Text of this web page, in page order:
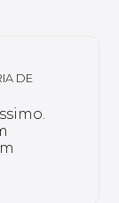
Não
é